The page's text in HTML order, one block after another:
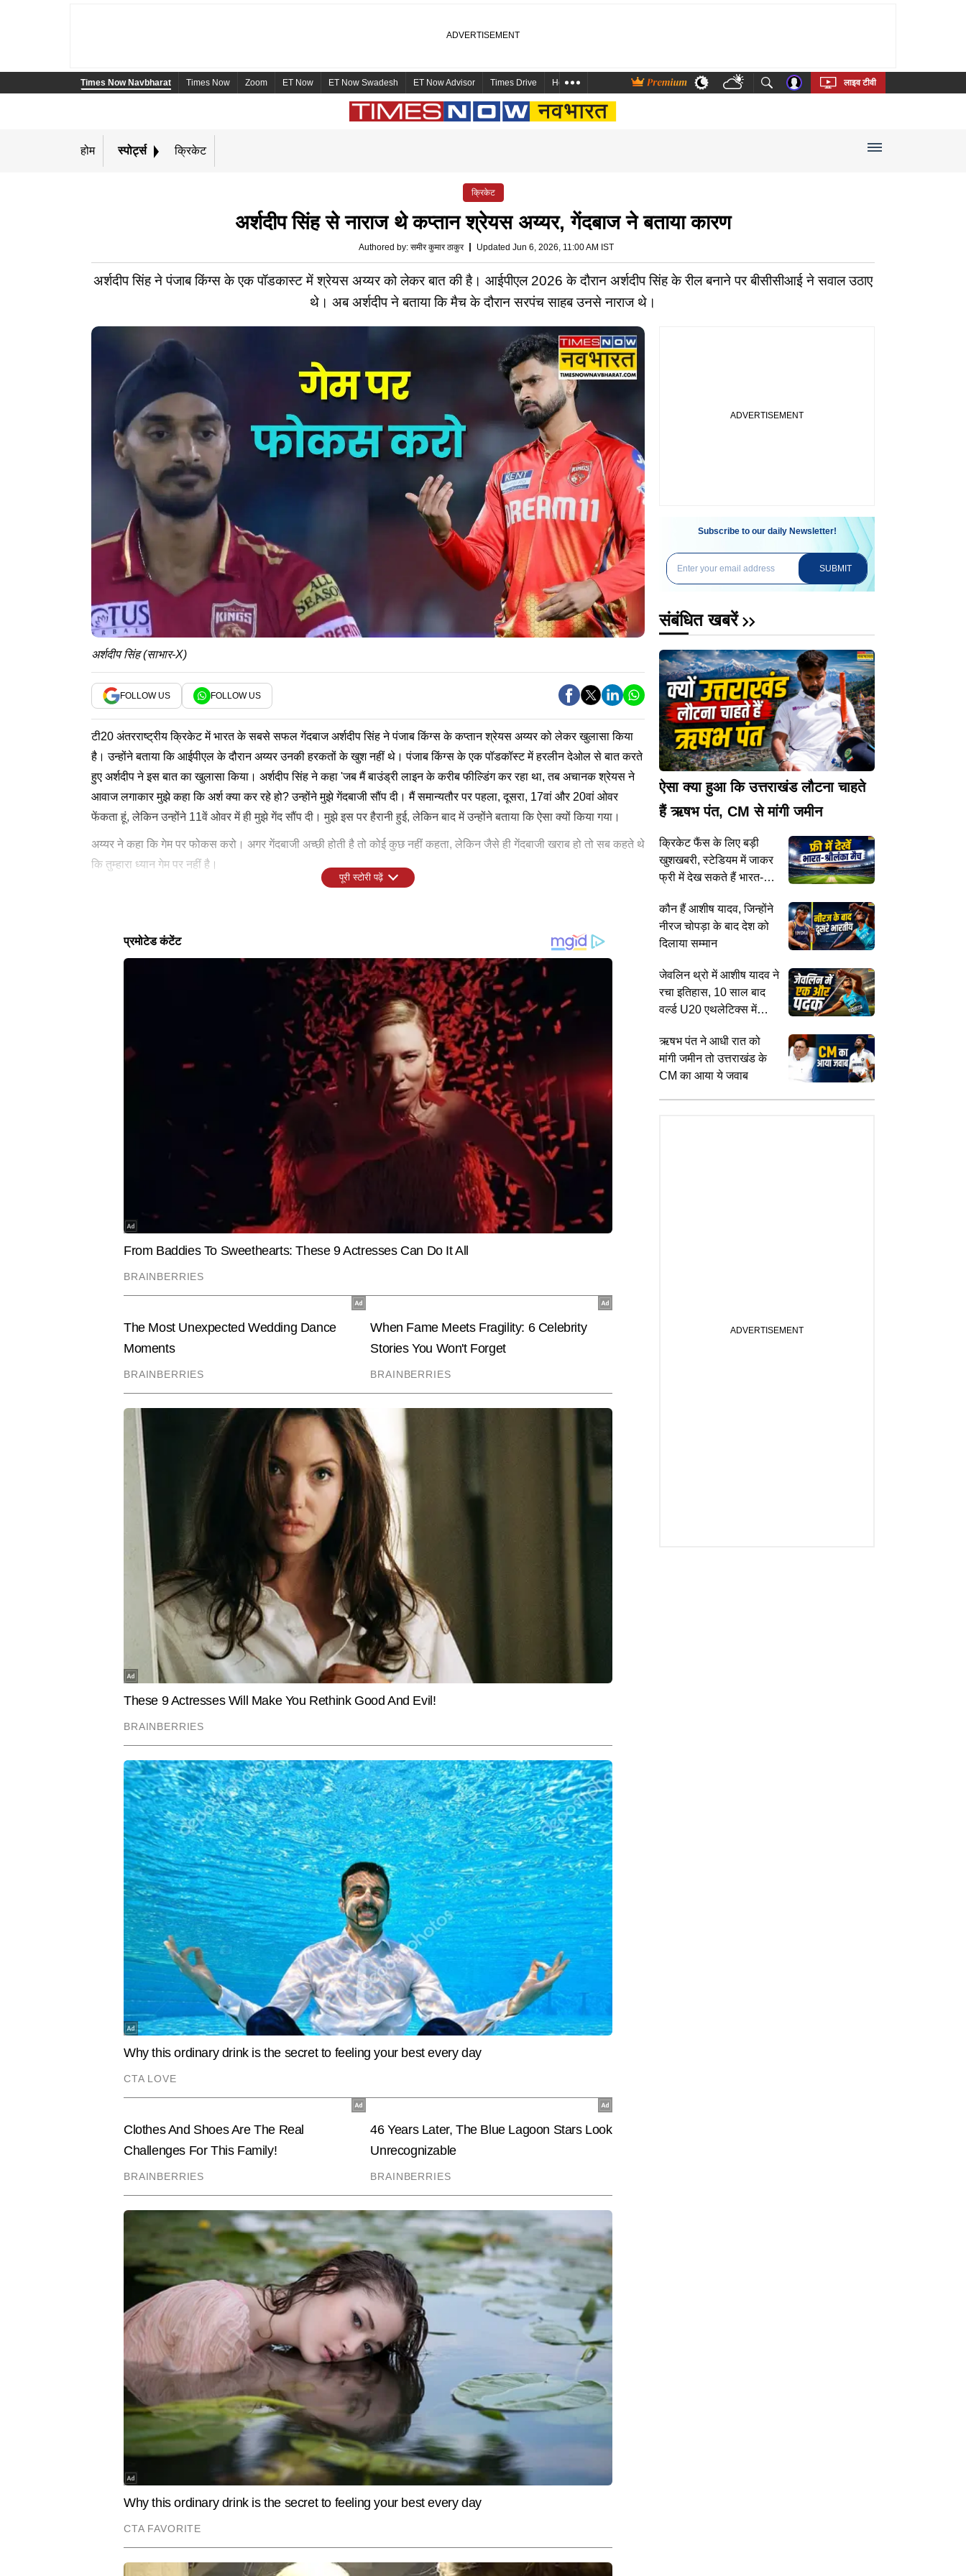
Times Now Navbharat Times Now Zoom ET Now ET Now Swadesh ET Now Advisor Times Drive Health and Me Marathi Bengali Telugu Tamil Kannada Malayalam
लाइव टीवी
होम स्पोर्ट्स क्रिकेट
क्रिकेट
अर्शदीप सिंह से नाराज थे कप्तान श्रेयस अय्यर, गेंदबाज ने बताया कारण
Authored by: समीर कुमार ठाकुर Updated Jun 6, 2026, 11:00 AM IST
अर्शदीप सिंह ने पंजाब किंग्स के एक पॉडकास्ट में श्रेयस अय्यर को लेकर बात की है। आईपीएल 2026 के दौरान अर्शदीप सिंह के रील बनाने पर बीसीसीआई ने सवाल उठाए
थे। अब अर्शदीप ने बताया कि मैच के दौरान सरपंच साहब उनसे नाराज थे।
अर्शदीप सिंह (साभार-X)
FOLLOW US FOLLOW US
टी20 अंतरराष्ट्रीय क्रिकेट में भारत के सबसे सफल गेंदबाज अर्शदीप सिंह ने पंजाब किंग्स के कप्तान श्रेयस अय्यर को लेकर खुलासा किया
है। उन्होंने बताया कि आईपीएल के दौरान अय्यर उनकी हरकतों के खुश नहीं थे। पंजाब किंग्स के एक पॉडकॉस्ट में हरलीन देओल से बात करते
हुए अर्शदीप ने इस बात का खुलासा किया। अर्शदीप सिंह ने कहा 'जब मैं बाउंड्री लाइन के करीब फील्डिंग कर रहा था, तब अचानक श्रेयस ने
आवाज लगाकार मुझे कहा कि अर्श क्या कर रहे हो? उन्होंने मुझे गेंदबाजी सौंप दी। मैं समान्यतौर पर पहला, दूसरा, 17वां और 20वां ओवर
फेंकता हूं, लेकिन उन्होंने 11वें ओवर में ही मुझे गेंद सौंप दी। मुझे इस पर हैरानी हुई, लेकिन बाद में उन्होंने बताया कि ऐसा क्यों किया गया।
अय्यर ने कहा कि गेम पर फोकस करो। अगर गेंदबाजी अच्छी होती है तो कोई कुछ नहीं कहता, लेकिन जैसे ही गेंदबाजी खराब हो तो सब कहते थे
कि तुम्हारा ध्यान गेम पर नहीं है।
जताई थी। दरअसल आईपीएल मैच के बाद टीम बस में अर्शदीप ने खूब रील बनाए थे और उसे सोशल मीडिया पर शेयर किया था, जिस पर
बीसीसीआई ने आपत्ती जताई थी। आईपीएल चेयरमैन अरुण सिंह धूमल ने कहा था कि मैच के दौरान यह सब करना किसी भी खिलाड़ी के लिए
ठीक नहीं है। बीसीसीआई के इस फैसले के बाद सब बंद कर दिया गया था।
आईपीएल 2026 में शानदार शुरुआत करने के बावजूद अय्यर एंड कंपनी प्लेऑफ के लिए क्वालीफाई नहीं कर पाई थी। पंजाब ने शुरुआत के 7
मैच में से 6 में जीत दर्ज की थी, लेकिन उसके बाद उसे लगातार हार का सामना करना पड़ा। नतीजा आईपीएल 2026 में पंजाब ने 7 जीत के
साथ नंबर 5 पर फिनिश किया था। अय्यर ने बल्लेबाजी में शानदार प्रदर्शन करते हुए 498 रन बनाए थे।
लेटेस्ट न्यूज
VIRAL
सुपरहीरो हमेशा इंसान ही नहीं होता! उफनती
नदी के बीच फंसे युवक को बचाने गए गजराज
का Video हुआ वायरल
EDUCATION
RRB Group D Vacancy: रेलवे ग्रुप डी
के 30 हजार पदों पर होगी भर्ती,
नोटिफिकेशन सितंबर-अक्टूबर में संभव
CITIES
UP ही नहीं तक उत्तराखंड पहुंचाएगा गंगा
एक्सप्रेसवे, मेरठ से हरिद्वार तक होगा
समीर कुमार ठाकुर AUTHOR
समीर कुमार ठाकुर टाइम्स नाउ नवभारत डिजिटल की स्पोर्ट्स टीम के सदस्य हैं। करीब 10 वर्षों के पत्रकारिता अनुभव के साथ वे
न केवल क्रिकेट, बल्कि हॉकी, फुटबॉल, बैडमिंटन और अन्य प्रमुख खेलों की गहरी समझ रखते हैं। खेलों की बारीकियों को पकड़ने,
खिलाड़ियों के प्रदर्शन का विश्लेषण करने और मैच परिस्थितियों को सरल व रोचक अंदाज में समझाने की उनकी क्षमता उन्हें स्पोर्ट्स
बीट का एक भरोसेमंद पत्रकार बनाती है। जर्नलिज़्म में डिप्लोमा कर चुके समीर ने टीवी मीडिया में भी काम किया है, जिससे उन्हें
आर्टिकल्स लिख चुके हैं, जिनमें कई एक्सक्लूसिव स्पोर्ट्स इंटरव्यू, ऑन-ग्राउंड रिपोर्टिंग और मैच व सीरीज आधारित विश्लेषण
शामिल हैं।
पूरी स्टोरी पढ़ें
Subscribe to our daily Newsletter!
SUBMIT
संबंधित खबरें
ऐसा क्या हुआ कि उत्तराखंड लौटना चाहते
हैं ऋषभ पंत, CM से मांगी जमीन
क्रिकेट फैंस के लिए बड़ी
खुशखबरी, स्टेडियम में जाकर
फ्री में देख सकते हैं भारत-
कौन हैं आशीष यादव, जिन्होंने
नीरज चोपड़ा के बाद देश को
दिलाया सम्मान
जेवलिन थ्रो में आशीष यादव ने
रचा इतिहास, 10 साल बाद
वर्ल्ड U20 एथलेटिक्स में
ऋषभ पंत ने आधी रात को
मांगी जमीन तो उत्तराखंड के
CM का आया ये जवाब